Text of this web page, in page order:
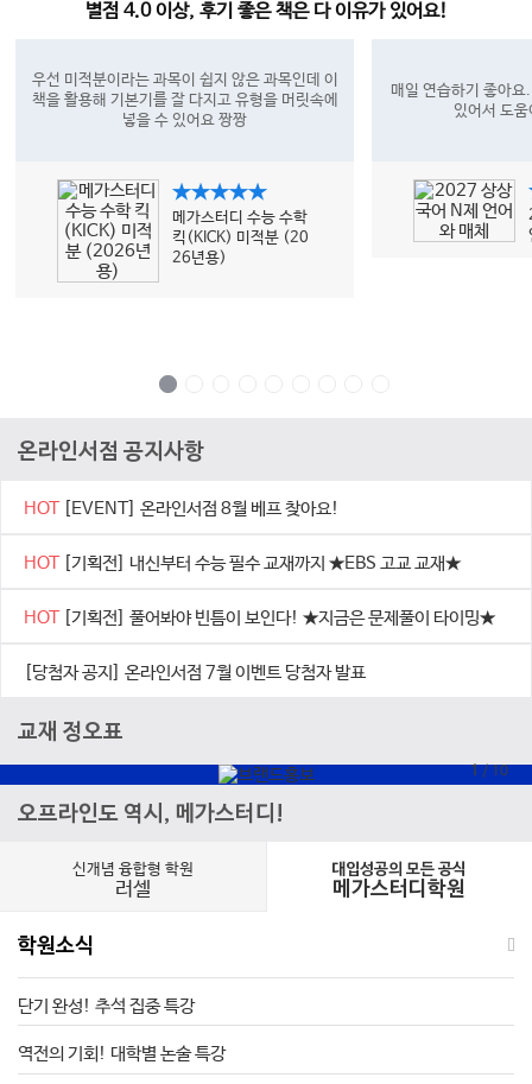
별점 4.0 이상, 후기 좋은 책은 다 이유가 있어요!
우선 미적분이라는 과목이 쉽지 않은 과목인데 이
책을 활용해 기본기를 잘 다지고 유형을 머릿속에
넣을 수 있어요 짱짱
★★★★★
메가스터디 수능 수학
킥(KICK) 미적분 (20
26년용)
매일 연습하기 좋아
있어서 도
온라인서점 공지사항
HOT[EVENT] 온라인서점 8월 베프 찾아요!
HOT[기획전] 내신부터 수능 필수 교재까지 ★EBS 고교 교재★
HOT[기획전] 풀어봐야 빈틈이 보인다! ★지금은 문제풀이 타이밍★
[당첨자 공지] 온라인서점 7월 이벤트 당첨자 발표
교재 정오표
1 / 10
오프라인도 역시, 메가스터디!
신개념 융합형 학원
러셀
대입성공의 모든 공식
메가스터디학원
학원소식
단기 완성! 추석 집중 특강
역전의 기회! 대학별 논술 특강